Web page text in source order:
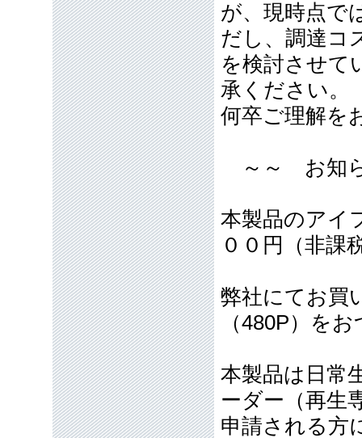
が、現時点で
だし、調達コ
を検討させて
承ください。
何卒ご理解を
～～ お知
本製品のアイ
００円（非課
弊社にてお買
（480P）を
本製品は日常
ーダー（再生
申請される方